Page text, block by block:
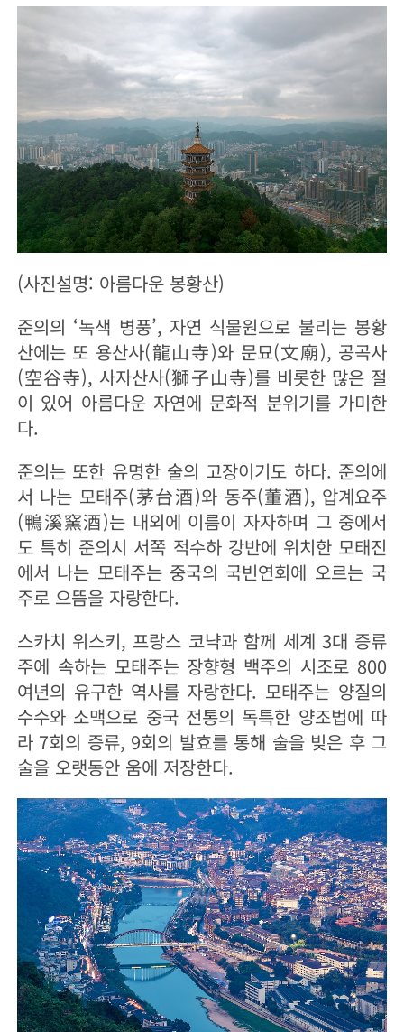
(사진설명: 아름다운 봉황산)
준의의 ‘녹색 병풍’, 자연 식물원으로 불리는 봉황
산에는 또 용산사(龍山寺)와 문묘(文廟), 공곡사
(空谷寺), 사자산사(獅子山寺)를 비롯한 많은 절
이 있어 아름다운 자연에 문화적 분위기를 가미한
다.
준의는 또한 유명한 술의 고장이기도 하다. 준의에
서 나는 모태주(茅台酒)와 동주(董酒), 압계요주
(鴨溪窯酒)는 내외에 이름이 자자하며 그 중에서
도 특히 준의시 서쪽 적수하 강반에 위치한 모태진
에서 나는 모태주는 중국의 국빈연회에 오르는 국
주로 으뜸을 자랑한다.
스카치 위스키, 프랑스 코냑과 함께 세계 3대 증류
주에 속하는 모태주는 장향형 백주의 시조로 800
여년의 유구한 역사를 자랑한다. 모태주는 양질의
수수와 소맥으로 중국 전통의 독특한 양조법에 따
라 7회의 증류, 9회의 발효를 통해 술을 빚은 후 그
술을 오랫동안 움에 저장한다.